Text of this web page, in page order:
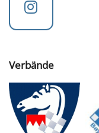
Verbände